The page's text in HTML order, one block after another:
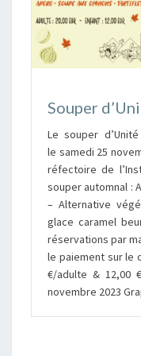
Souper
Le souper d’Unité
le samedi 25
réfectoire de
souper automnal :
– Alternative
glace caramel
réservations par
le paiement sur le
€/adulte & 12,00
novembre 2023